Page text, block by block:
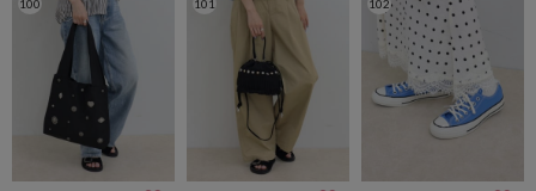
100 101 102